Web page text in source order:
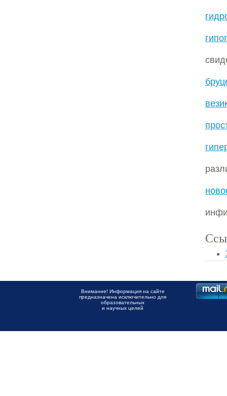
Внимание! Информация на сайте
предназначена исключительно для
образовательных
и научных целей